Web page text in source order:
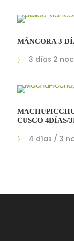
MÁNCORA 3
3 días 2
CUSCO 4DÍAS/
4 días / 3